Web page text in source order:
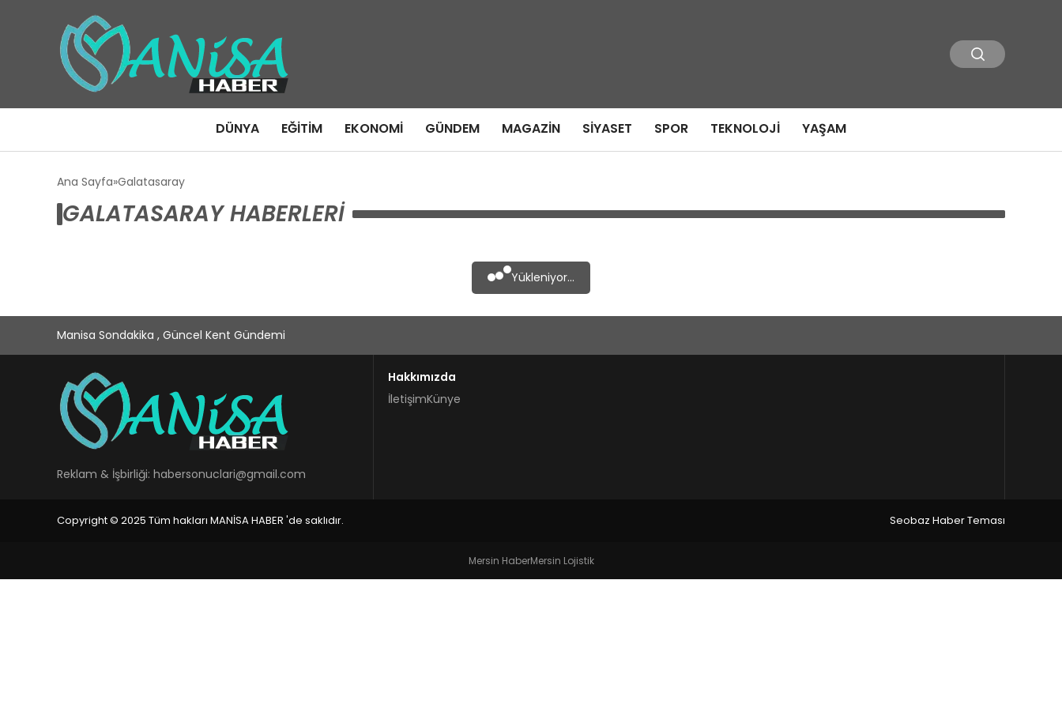
DÜNYA EĞITIM EKONOMI GÜNDEM MAGAZIN SIYASET SPOR TEKNOLOJI YAŞAM
Ana Sayfa Galatasaray
GALATASARAY HABERLERI
Yükleniyor...
Manisa Sondakika , Güncel Kent Gündemi
Reklam & İşbirliği: habersonuclari@gmail.com
Hakkımızda
İletişimKünye
Copyright © 2025 Tüm hakları MANİSA HABER 'de saklıdır. Seobaz Haber Teması
Mersin HaberMersin Lojistik